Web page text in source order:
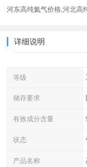
河东高纯氦气价格,河北高
详细说明
等级
储存要求
有效成分含量
状态
产品名称